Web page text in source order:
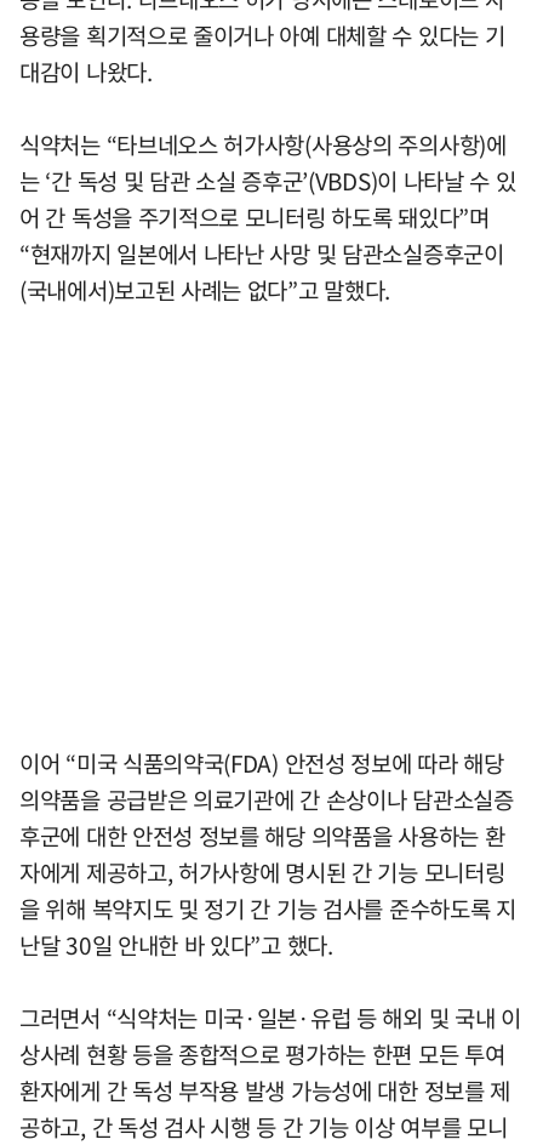
용량을 획기적으로 줄이거나 아예 대체할 수 있다는 기
대감이 나왔다.
식약처는 “타브네오스 허가사항(사용상의 주의사항)에
는 ‘간 독성 및 담관 소실 증후군’(VBDS)이 나타날 수 있
어 간 독성을 주기적으로 모니터링 하도록 돼있다”며
“현재까지 일본에서 나타난 사망 및 담관소실증후군이
(국내에서)보고된 사례는 없다”고 말했다.
이어 “미국 식품의약국(FDA) 안전성 정보에 따라 해당
의약품을 공급받은 의료기관에 간 손상이나 담관소실증
후군에 대한 안전성 정보를 해당 의약품을 사용하는 환
자에게 제공하고, 허가사항에 명시된 간 기능 모니터링
을 위해 복약지도 및 정기 간 기능 검사를 준수하도록 지
난달 30일 안내한 바 있다”고 했다.
그러면서 “식약처는 미국·일본·유럽 등 해외 및 국내 이
상사례 현황 등을 종합적으로 평가하는 한편 모든 투여
환자에게 간 독성 부작용 발생 가능성에 대한 정보를 제
공하고, 간 독성 검사 시행 등 간 기능 이상 여부를 모니